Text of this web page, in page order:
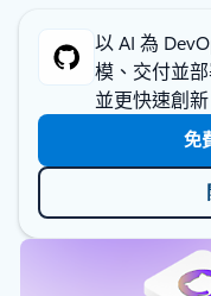
以 AI 為
模、交付並
並更快速創新
免